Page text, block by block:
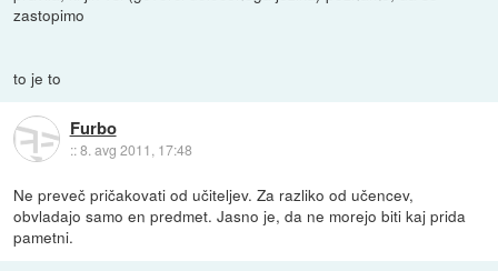
zastopimo
to je to
Furbo
::8. avg 2011, 17:48
Ne preveč pričakovati od učiteljev. Za razliko od učencev,
obvladajo samo en predmet. Jasno je, da ne morejo biti kaj prida
pametni.